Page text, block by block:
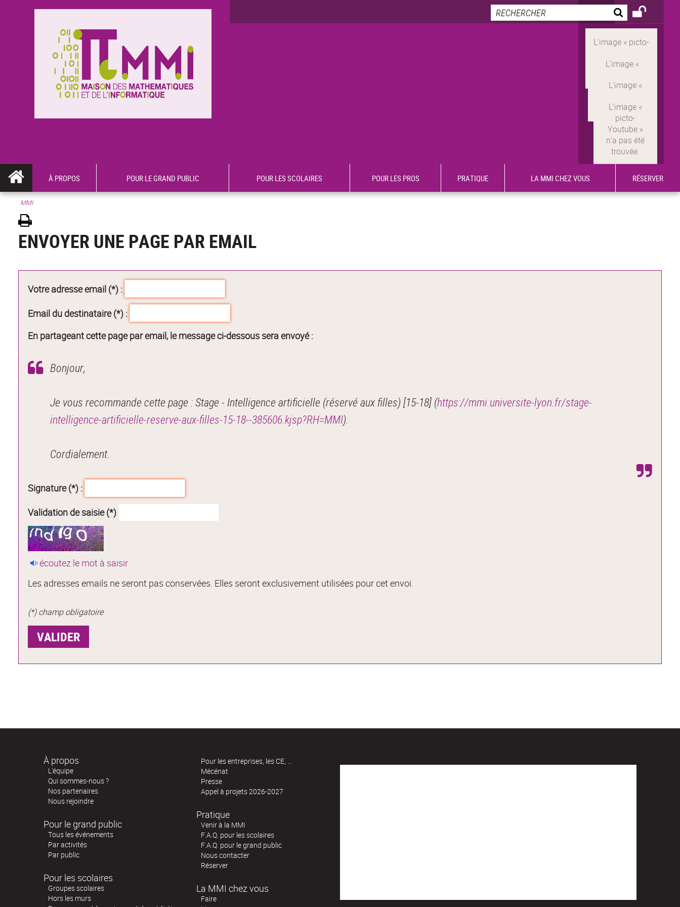
À PROPOS POUR LE GRAND PUBLIC POUR LES SCOLAIRES POUR LES PROS PRATIQUE LA MMI CHEZ VOUS RÉSERVER
MMI
ENVOYER UNE PAGE PAR EMAIL
Votre adresse email (*) :
Email du destinataire (*) :
En partageant cette page par email, le message ci-dessous sera envoyé :
Bonjour,
Je vous recommande cette page : Stage - Intelligence artificielle (réservé aux filles) [15-18] (https://mmi.universite-lyon.fr/stage-
intelligence-artificielle-reserve-aux-filles-15-18--385606.kjsp?RH=MMI).
Cordialement.
Signature (*) :
Validation de saisie (*)
écoutez le mot à saisir
Les adresses emails ne seront pas conservées. Elles seront exclusivement utilisées pour cet envoi.
(*) champ obligatoire
À propos
L'équipe
Qui sommes-nous ?
Nos partenaires
Nous rejoindre
Pour le grand public
Tous les événements
Par activités
Par public
Pour les scolaires
Groupes scolaires
Hors les murs
Pour les entreprises, les CE, ...
Mécénat
Presse
Appel à projets 2026-2027
Pratique
Venir à la MMI
F.A.Q. pour les scolaires
F.A.Q. pour le grand public
Nous contacter
Réserver
La MMI chez vous
Faire